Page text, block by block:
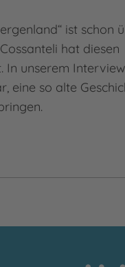
ist schon
hat diesen
In unserem Interview
eine so alte